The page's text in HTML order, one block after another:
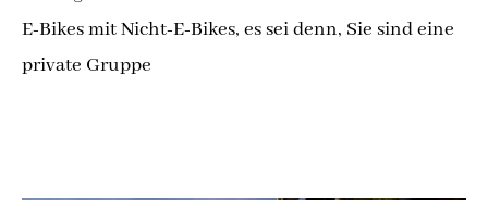
E-Bikes mit Nicht-E-Bikes, es sei denn, Sie sind eine
private Gruppe